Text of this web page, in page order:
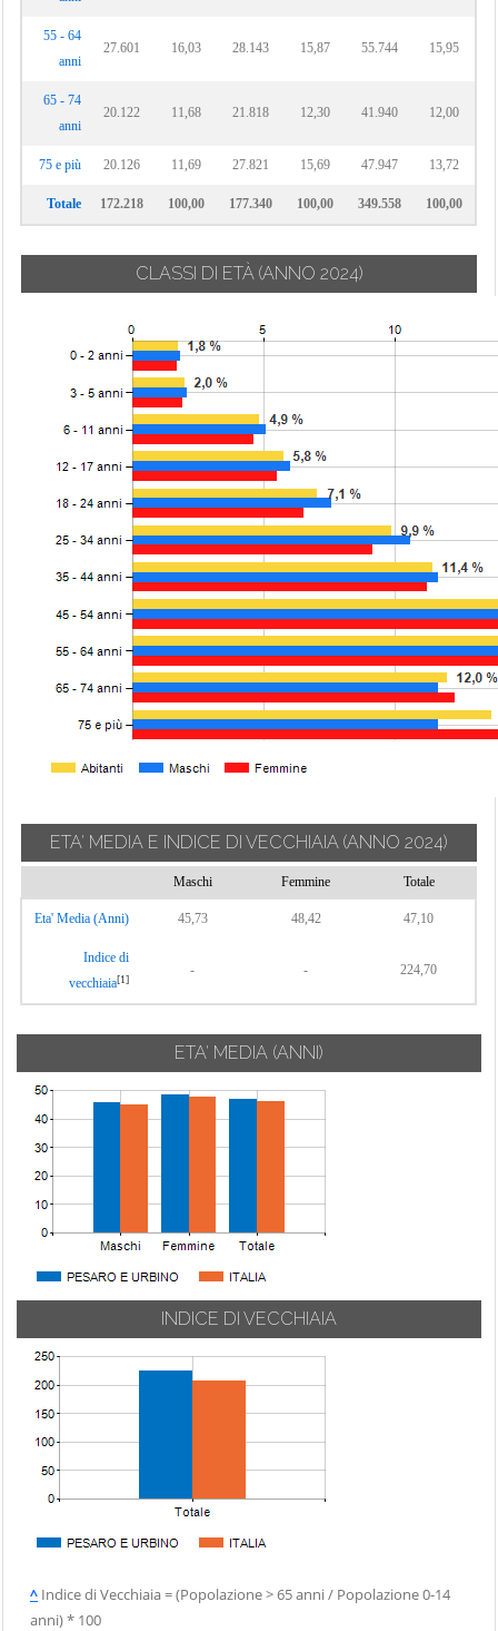
55 - 64
anni
27.601 16,03 28.143 15,87 55.744 15,95
65 - 74
anni
20.122 11,68 21.818 12,30 41.940 12,00
75 e più 20.126 11,69 27.821 15,69 47.947 13,72
Totale 172.218 100,00 177.340 100,00 349.558 100,00
CLASSI DI ETÀ (ANNO 2024)
ETA' MEDIA E INDICE DI VECCHIAIA (ANNO 2024)
Maschi Femmine Totale
Eta' Media (Anni) 45,73 48,42 47,10
Indice di
vecchiaia[1]
- - 224,70
ETA' MEDIA (ANNI)
INDICE DI VECCHIAIA
^ Indice di Vecchiaia = (Popolazione > 65 anni / Popolazione 0-14
anni) * 100